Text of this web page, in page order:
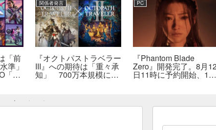
「前
準」
「販
関係者発言
『オクトパストラベラー
III』への期待は「重々承
知」 700万本規模に成
也氏
PC
『Phantom Blade
Zero』開発完了。8月
日11時に予約開始、11